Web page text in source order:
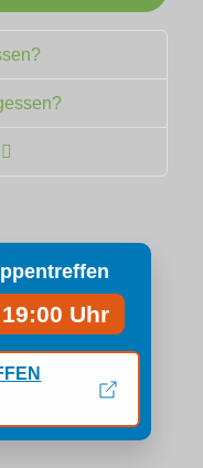
19:00 Uhr